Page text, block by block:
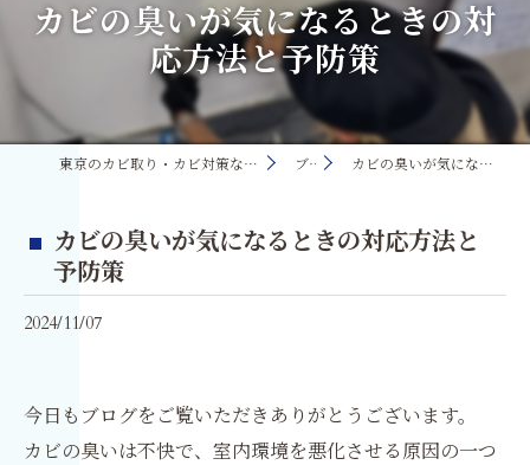
カビの臭いが気になるときの対
応方法と予防策
東京のカビ取り・カビ対策ならMIST工法®カビ取リフォーム ブログ カビの臭いが気になるときの対応方法と予防策
カビの臭いが気になるときの対応方法と
予防策
2024/11/07
今日もブログをご覧いただきありがとうございます。
カビの臭いは不快で、室内環境を悪化させる原因の一つ